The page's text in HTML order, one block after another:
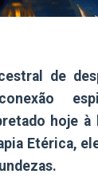
de
hoje à
Etérica,